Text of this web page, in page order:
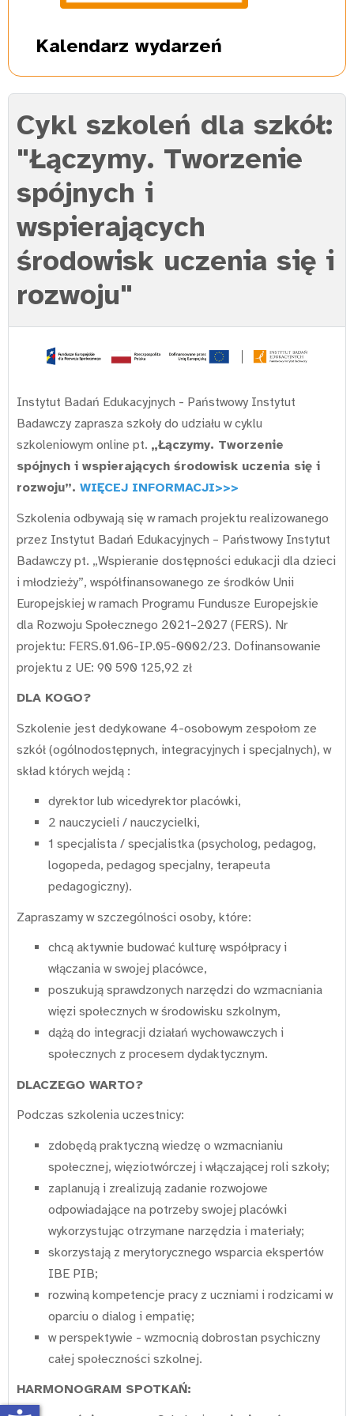
Kalendarz wydarzeń
Cykl szkoleń dla szkół:
"Łączymy. Tworzenie
spójnych i
wspierających
środowisk uczenia się i
rozwoju"
Instytut Badań Edukacyjnych - Państwowy Instytut
Badawczy zaprasza szkoły do udziału w cyklu
szkoleniowym online pt. „Łączymy. Tworzenie
spójnych i wspierających środowisk uczenia się i
rozwoju”. WIĘCEJ INFORMACJI>>>
Szkolenia odbywają się w ramach projektu realizowanego
przez Instytut Badań Edukacyjnych – Państwowy Instytut
Badawczy pt. „Wspieranie dostępności edukacji dla dzieci
i młodzieży”, współfinansowanego ze środków Unii
Europejskiej w ramach Programu Fundusze Europejskie
dla Rozwoju Społecznego 2021–2027 (FERS). Nr
projektu: FERS.01.06-IP.05-0002/23. Dofinansowanie
projektu z UE: 90 590 125,92 zł
DLA KOGO?
Szkolenie jest dedykowane 4-osobowym zespołom ze
szkół (ogólnodostępnych, integracyjnych i specjalnych), w
skład których wejdą :
dyrektor lub wicedyrektor placówki,
2 nauczycieli / nauczycielki,
1 specjalista / specjalistka (psycholog, pedagog,
logopeda, pedagog specjalny, terapeuta
pedagogiczny).
Zapraszamy w szczególności osoby, które:
chcą aktywnie budować kulturę współpracy i
włączania w swojej placówce,
poszukują sprawdzonych narzędzi do wzmacniania
więzi społecznych w środowisku szkolnym,
dążą do integracji działań wychowawczych i
społecznych z procesem dydaktycznym.
DLACZEGO WARTO?
Podczas szkolenia uczestnicy:
zdobędą praktyczną wiedzę o wzmacnianiu
społecznej, więziotwórczej i włączającej roli szkoły;
zaplanują i zrealizują zadanie rozwojowe
odpowiadające na potrzeby swojej placówki
wykorzystując otrzymane narzędzia i materiały;
skorzystają z merytorycznego wsparcia ekspertów
IBE PIB;
rozwiną kompetencje pracy z uczniami i rodzicami w
oparciu o dialog i empatię;
w perspektywie - wzmocnią dobrostan psychiczny
całej społeczności szkolnej.
HARMONOGRAM SPOTKAŃ: